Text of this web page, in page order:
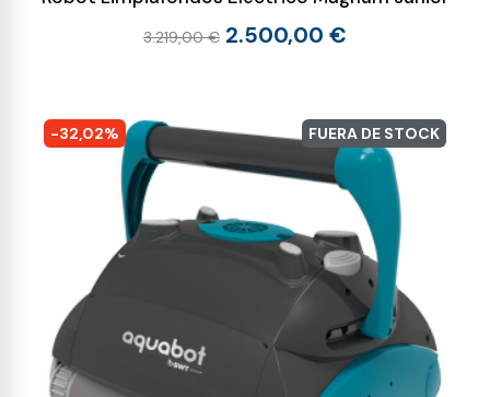
3.219,00 € 2.500,00 €
-32,02% FUERA DE STOCK